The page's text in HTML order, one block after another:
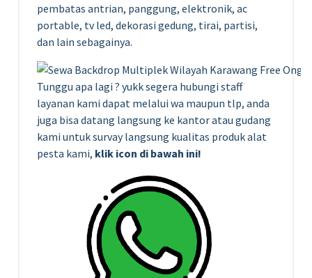
pembatas antrian, panggung, elektronik, ac
portable, tv led, dekorasi gedung, tirai, partisi,
dan lain sebagainya.
Tunggu apa lagi ? yukk segera hubungi staff
layanan kami dapat melalui wa maupun tlp, anda
juga bisa datang langsung ke kantor atau gudang
kami untuk survay langsung kualitas produk alat
pesta kami, klik icon di bawah ini!